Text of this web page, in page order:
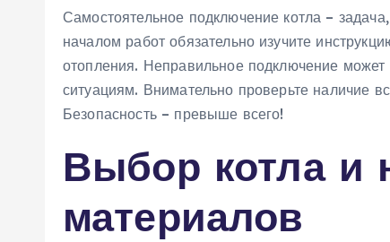
Самостоятельное подключение котла –
началом работ обязательно изучите
отопления. Неправильное подключение
ситуациям. Внимательно проверьте наличие
Безопасность – превыше всего!
Выбор котла и
материалов